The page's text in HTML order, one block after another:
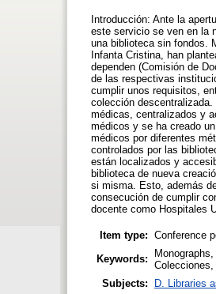
Introducción: Ante la
este servicio se ven en la
una biblioteca sin fondos.
Infanta Cristina, han
dependen (Comisión de
de las respectivas
cumplir unos requisitos,
colección
médicas, centralizados y
médicos y se ha creado
médicos por diferentes
controlados por las
están localizados y
biblioteca de nueva
si misma. Esto, además
consecución de cumplir
docente como Hospitales
Item type: Conference
Keywords:
Subjects:
D. Libraries